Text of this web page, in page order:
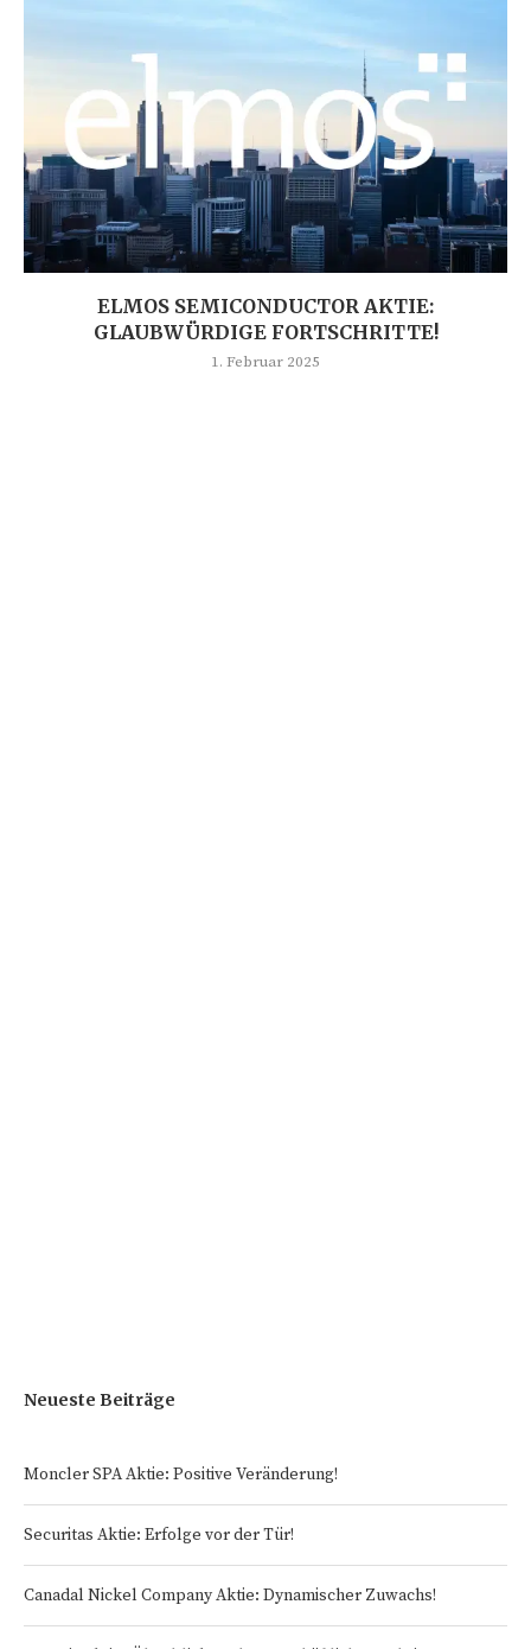
ELMOS SEMICONDUCTOR AKTIE:
GLAUBWÜRDIGE FORTSCHRITTE!
1. Februar 2025
Neueste Beiträge
Moncler SPA Aktie: Positive Veränderung!
Securitas Aktie: Erfolge vor der Tür!
Canadal Nickel Company Aktie: Dynamischer Zuwachs!